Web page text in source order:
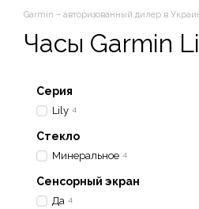
Garmin – авторизованный дилер в
Часы Garmin
Серия
Lily 4
Стекло
Минеральное 4
Сенсорный экран
Да 4